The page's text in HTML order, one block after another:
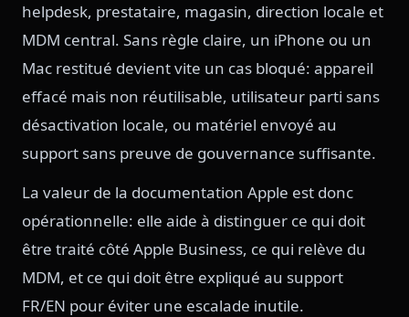
helpdesk, prestataire, magasin, direction locale et
MDM central. Sans règle claire, un iPhone ou un
Mac restitué devient vite un cas bloqué: appareil
effacé mais non réutilisable, utilisateur parti sans
désactivation locale, ou matériel envoyé au
support sans preuve de gouvernance suffisante.
La valeur de la documentation Apple est donc
opérationnelle: elle aide à distinguer ce qui doit
être traité côté Apple Business, ce qui relève du
MDM, et ce qui doit être expliqué au support
FR/EN pour éviter une escalade inutile.